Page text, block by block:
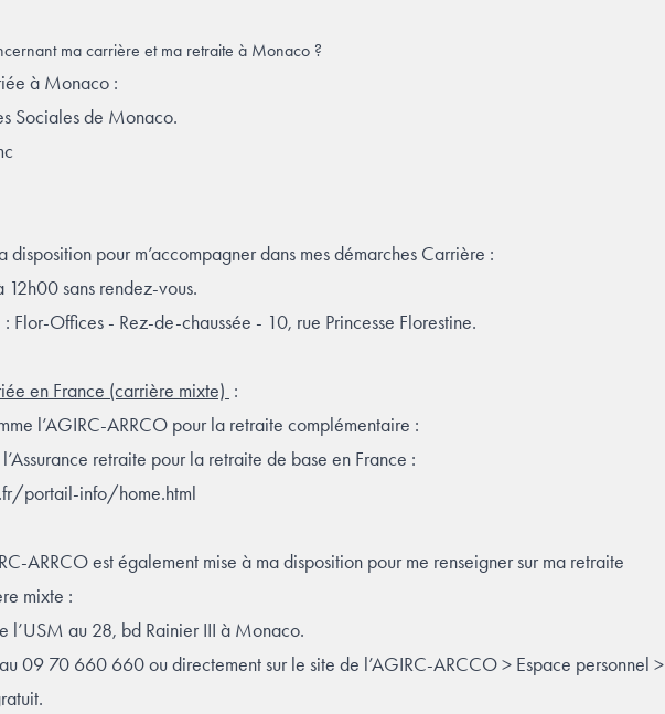
ma carrière et ma retraite à Monaco ?
à Monaco :
Sociales de Monaco.
disposition pour m’accompagner dans mes démarches Carrière :
sans rendez-vous.
Flor-Offices - Rez-de-chaussée - 10, rue Princesse Florestine.
en France (carrière mixte) :
l’AGIRC-ARRCO pour la retraite complémentaire :
retraite pour la retraite de base en France :
portail-info/home.html
ARRCO est également mise à ma disposition pour me renseigner sur ma retraite
mixte :
l’USM au 28, bd Rainier III à Monaco.
09 70 660 660 ou directement sur le site de l’AGIRC-ARCCO > Espace personnel >